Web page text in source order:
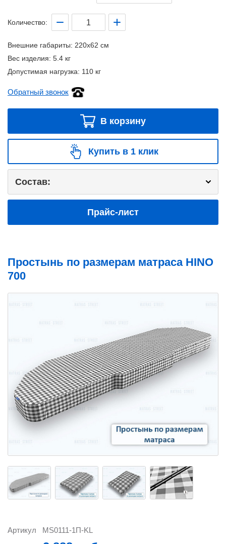
Количество:
Внешние габариты: 220x62 см
Вес изделия: 5.4 кг
Допустимая нагрузка: 110 кг
Обратный звонок
В корзину
Купить в 1 клик
Состав:
Прайс-лист
Простынь по размерам матраса HINO
700
Артикул MS0111-1П-KL